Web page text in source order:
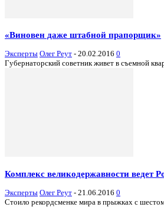
«Виновен даже штабной прапорщик»
Эксперты Олег Реут - 20.02.2016 0
Губернаторский советник живет в съемной
Комплекс великодержавности ведет
Эксперты Олег Реут - 21.06.2016 0
Стоило рекордсменке мира в прыжках с